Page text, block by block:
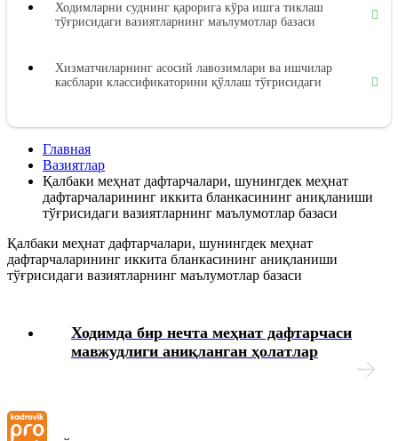
Ходимларни суднинг қарорига кўра ишга тиклаш
тўғрисидаги вазиятларнинг маълумотлар базаси
Хизматчиларнинг асосий лавозимлари ва ишчилар
касблари классификаторини қўллаш тўғрисидаги
тўғрисидаги вазиятларнинг маълумотлар базаси
Иш берувчидан зарарни ундиришга оид маълумотлар
базаси
Янги Меҳнат кодекси
нотўғри ёзувларни тузатиш тўғрисидаги
вазиятларнинг маълумотлар базаси
Главная
Вазиятлар
Қалбаки меҳнат дафтарчалари, шунингдек меҳнат
дафтарчаларининг иккита бланкасининг аниқланиши
тўғрисидаги вазиятларнинг маълумотлар базаси
Қалбаки меҳнат дафтарчалари, шунингдек меҳнат
дафтарчаларининг иккита бланкасининг аниқланиши
тўғрисидаги вазиятларнинг маълумотлар базаси
Ходимда бир нечта меҳнат дафтарчаси
мавжудлиги аниқланган ҳолатлар